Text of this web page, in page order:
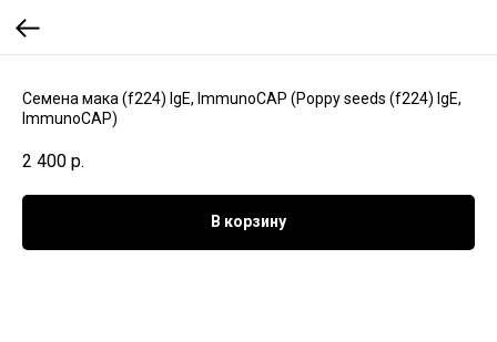
Семена мака (f224) IgE, ImmunoCAP (Poppy seeds (f224) IgE,
ImmunoCAP)
2 400 р.
В корзину